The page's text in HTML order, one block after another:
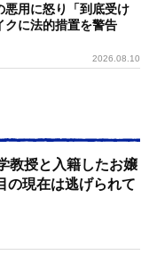
用に怒り「到底受け
クに法的措置を警告
2026.08.10
教授と入籍したお嬢
の現在は逃げられて